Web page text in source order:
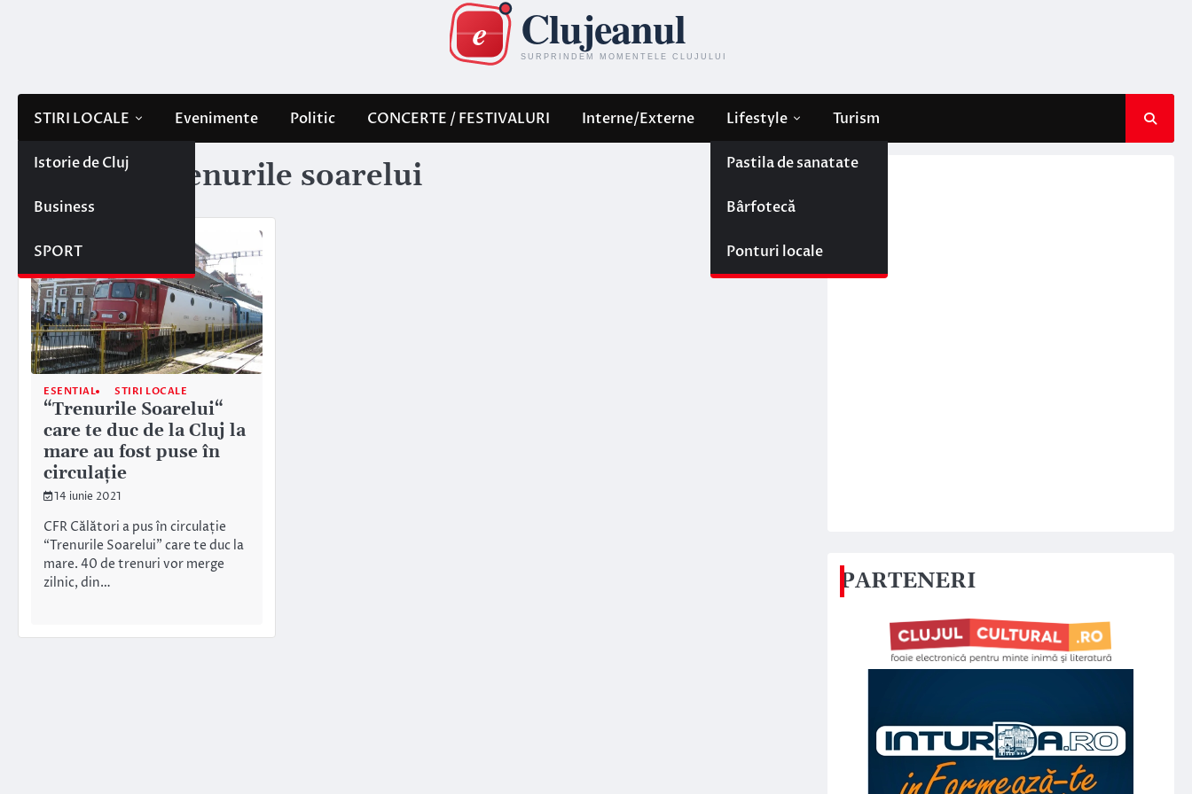
STIRI LOCALE
Istorie de Cluj
Business
SPORT
Evenimente Politic CONCERTE / FESTIVALURI Interne/Externe Lifestyle
Pastila de sanatate
Bârfotecă
Ponturi locale
Turism
Etichetă: trenurile soarelui
ESENTIAL STIRI LOCALE
“Trenurile Soarelui“
care te duc de la Cluj la
mare au fost puse în
circulație
14 iunie 2021
CFR Călători a pus în circulație
“Trenurile Soarelui” care te duc la
mare. 40 de trenuri vor merge
zilnic, din…
PARTENERI